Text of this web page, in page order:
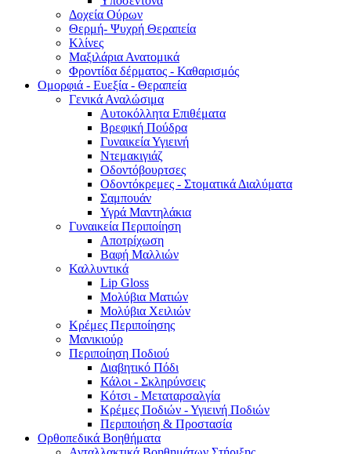
Δοχεία Ούρων
Θερμή- Ψυχρή Θεραπεία
Κλίνες
Μαξιλάρια Ανατομικά
Φροντίδα δέρματος - Καθαρισμός
Ομορφιά - Ευεξία - Θεραπεία
Γενικά Αναλώσιμα
Αυτοκόλλητα Επιθέματα
Βρεφική Πούδρα
Γυναικεία Υγιεινή
Ντεμακιγιάζ
Οδοντόβουρτσες
Οδοντόκρεμες - Στοματικά Διαλύματα
Σαμπουάν
Υγρά Μαντηλάκια
Γυναικεία Περιποίηση
Αποτρίχωση
Βαφή Μαλλιών
Καλλυντικά
Lip Gloss
Μολύβια Ματιών
Μολύβια Χειλιών
Κρέμες Περιποίησης
Μανικιούρ
Περιποίηση Ποδιού
Διαβητικό Πόδι
Κάλοι - Σκληρύνσεις
Κότσι - Μεταταρσαλγία
Κρέμες Ποδιών - Υγιεινή Ποδιών
Περιποιήση & Προστασία
Ορθοπεδικά Βοηθήματα